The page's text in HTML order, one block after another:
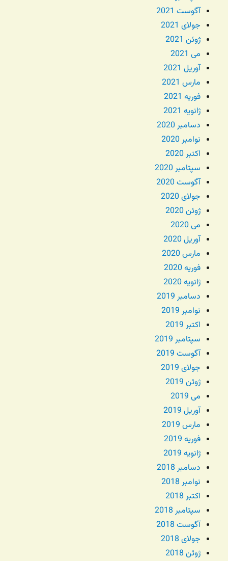
آگوست 2021
جولای 2021
ژوئن 2021
می 2021
آوریل 2021
مارس 2021
فوریه 2021
ژانویه 2021
دسامبر 2020
نوامبر 2020
اکتبر 2020
سپتامبر 2020
آگوست 2020
جولای 2020
ژوئن 2020
می 2020
آوریل 2020
مارس 2020
فوریه 2020
ژانویه 2020
دسامبر 2019
نوامبر 2019
اکتبر 2019
سپتامبر 2019
آگوست 2019
جولای 2019
ژوئن 2019
می 2019
آوریل 2019
مارس 2019
فوریه 2019
ژانویه 2019
دسامبر 2018
نوامبر 2018
اکتبر 2018
سپتامبر 2018
آگوست 2018
جولای 2018
ژوئن 2018